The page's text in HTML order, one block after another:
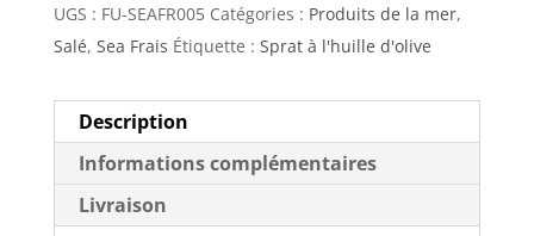
UGS : FU-SEAFR005 Catégories : Produits de la mer,
Salé, Sea Frais Étiquette : Sprat à l'huille d'olive
Description
Informations complémentaires
Livraison